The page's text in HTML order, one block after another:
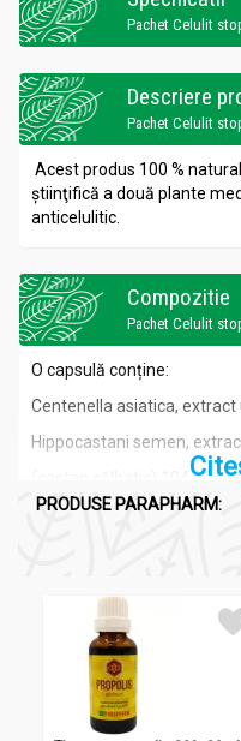
Pachet Celulit
Descriere
Pachet Celulit
Acest produs 100 %
ştiinţifică a două plante
anticelulitic.
Compozitie
Pachet Celulit
O capsulă conține:
Centenella asiatica, extract
Hippocastani semen,
(castan sălbatic) 104,00 mg
Acest produs 100 %
ştiinţifică a două plante
anticelulitic. Eficacitatea
superconcentrate din
tehnologii de extracţie de
PRODUSE PARAPHARM: